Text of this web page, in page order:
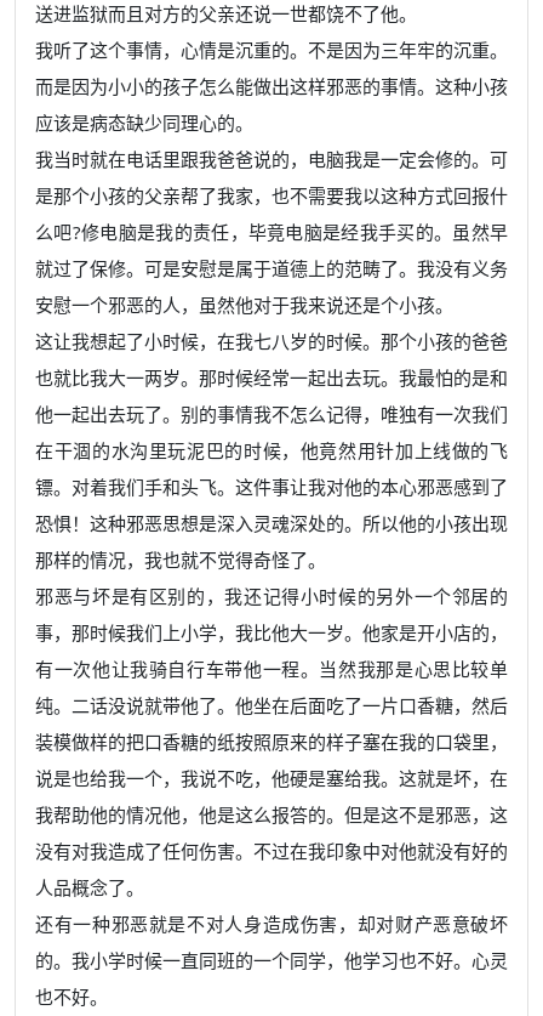
送进监狱而且对方的父亲还说一世都饶不了他。
我听了这个事情，心情是沉重的。不是因为三年牢的沉重。
而是因为小小的孩子怎么能做出这样邪恶的事情。这种小孩
应该是病态缺少同理心的。
我当时就在电话里跟我爸爸说的，电脑我是一定会修的。可
是那个小孩的父亲帮了我家，也不需要我以这种方式回报什
么吧?修电脑是我的责任，毕竟电脑是经我手买的。虽然早
就过了保修。可是安慰是属于道德上的范畴了。我没有义务
安慰一个邪恶的人，虽然他对于我来说还是个小孩。
这让我想起了小时候，在我七八岁的时候。那个小孩的爸爸
也就比我大一两岁。那时候经常一起出去玩。我最怕的是和
他一起出去玩了。别的事情我不怎么记得，唯独有一次我们
在干涸的水沟里玩泥巴的时候，他竟然用针加上线做的飞
镖。对着我们手和头飞。这件事让我对他的本心邪恶感到了
恐惧！这种邪恶思想是深入灵魂深处的。所以他的小孩出现
那样的情况，我也就不觉得奇怪了。
邪恶与坏是有区别的，我还记得小时候的另外一个邻居的
事，那时候我们上小学，我比他大一岁。他家是开小店的，
有一次他让我骑自行车带他一程。当然我那是心思比较单
纯。二话没说就带他了。他坐在后面吃了一片口香糖，然后
装模做样的把口香糖的纸按照原来的样子塞在我的口袋里，
说是也给我一个，我说不吃，他硬是塞给我。这就是坏，在
我帮助他的情况他，他是这么报答的。但是这不是邪恶，这
没有对我造成了任何伤害。不过在我印象中对他就没有好的
人品概念了。
还有一种邪恶就是不对人身造成伤害，却对财产恶意破坏
的。我小学时候一直同班的一个同学，他学习也不好。心灵
也不好。